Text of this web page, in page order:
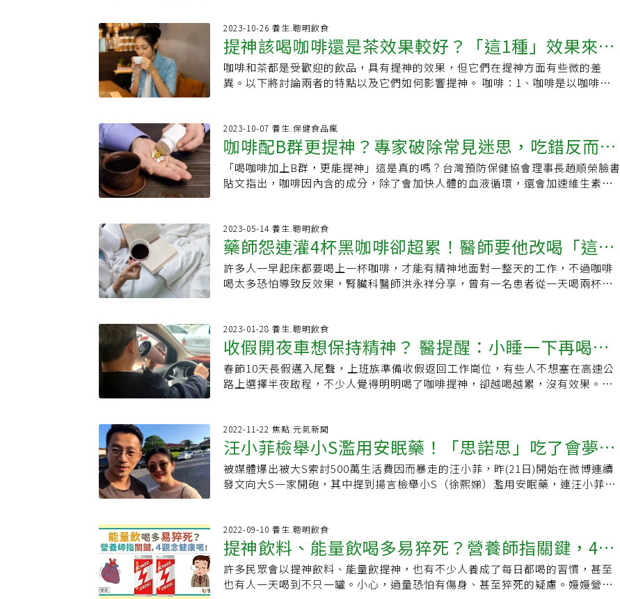
嗎？雖然咖啡與茶也算液體攝取的一部分，但咖啡因可能可能會導致頻尿和體液
流失。若只靠咖啡補水，容易忽略真正的水分需求。因此白開水仍是必要喝的。
其實早上喝水並非真的有巨大的神奇效果，真正的好處應在於幫助你提早開始分
配全天飲水量，從清晨的第一杯溫水開始，之後每個時間點也陸續補水，讓一整
天都維持良好的水分平衡。【資料來源】．《verywellhealth》 ．
免過多添加糖與高熱量配料。Manaker 說：「每種飲品都有優點，重點是選擇最
符合你需求與生活方式的那一款。」 【延伸閱讀】 ·喝咖啡有人失眠、有人卻照
睡？醫揭原因 一半的人都不適合多喝 ·每天早上1杯黑咖啡卻愈喝愈胖？醫揪
「真正元凶」 超多人中招
力」，咖啡因含量並不低。一般巧克力每100公克約含30毫克咖啡因，而高可可
巧克力可高達100毫克以上。若再加上一杯200毫升咖啡（約120毫克咖啡因），
短時間就可能超標。咖啡＋能量飲能量飲的咖啡因含量每100毫升約40～100毫
克，一瓶250毫升可能高達160毫克。若與咖啡同時飲用，容易讓心跳加快、出現
頭暈或焦躁感。根據食品安全委員會資料，成人一次性攝取200毫克以內風險較
「低咖啡因」或「稀釋型」產品。日本國民生活中心調查顯示，這類商品的咖啡
因含量約為一般咖啡的7成，對敏感體質者較友善。同時，也可透過調整飲用時間
來避免集中攝取，例如早上喝咖啡、下午再享用甜點或巧克力，中間間隔至少2～
3小時。聰明喝咖啡，才能喝出健康！咖啡本身含有多種對身體有益的成分，只要
食與充足休息，讓咖啡成為日常生活中提神又健康的一杯。
平緩、更鎮靜的提神效果，綠茶或紅茶等茶飲可能更適合。用健康的方式沖泡茶
或咖啡飲品的製作方法也會影響健康，喝茶或咖啡時，應盡量減少糖、糖漿或是
奶油奶精的添加，避免攝取過高的熱量。建議喝純茶或者黑咖啡，可以加一點牛
奶、少量蜂蜜或檸檬調味。其他飲品適合早上喝嗎？如果想避開咖啡因，那麼果
量飲料，然而這兩種飲品通常會添加大量的糖、人工甜味劑、人工色素和咖啡
因，這些成分被認為與糖尿病、肥胖和癌症等慢性疾病有關，最好還是選擇咖啡
和茶等天然來源的飲料更有益健康。
於粉專「營養初 Nutrue - 營養師杯蓋」發文指出，如果平常一直覺得很累，提不
起精神的話，可以先試著了解自己，是不是有中以下這九點原因其中一項，若
有，再慢慢來調整：．久坐少運動現代人坐式生活，很有可能會出現慢性疲勞綜
合症(chronic fatigue syndrome) ，反而會越來越累，記得要站起來活動一下筋
骨。．餐間吃太多甜食甜食對血糖影響太大，容易造成反應性低血糖，除了會越
控制，都不吃東西，導致熱量攝取不足，造成身體疲勞，建議至少要吃到基礎代
謝率。．過度依賴能量飲或咖啡這些提神飲品雖然有效，但卻都是短時間的效
用，有研究發現，短時間內提高警覺性，但在隔日會產生嗜睡症狀。．蛋白質攝
取不足蛋白質可提高代謝率，有研究發現提高蛋白質攝取，除了運動員外，對於
改善的部分，這牽扯的因素非常廣泛，大家可以參以下方法試著調整。．疾病引
起若生活作息以及飲食都正常，卻還是一直感到疲勞，建議可以到醫院與醫生討
論，找尋原因，也許是疾病所引起。一直想睡覺怎麼辦？梳頭+7穴道提神醒腦亞
洲大學附屬醫院說明，以中醫的觀點，頭部是身體所有陽經交會之處，身體五臟
六腑經絡之陽氣會聚於頭面部，所以每當遇到神情委靡、食不下嚥、脾氣暴躁，
梳子按摩頭皮各區域，有利於整個大腦皮層運動或感覺功能的活化，能幫助民眾
神清氣爽、恢復體力；也可局部按摩百會、四神聰、印堂、睛明、攢竹、太陽、
風池等穴位來提神醒腦，增強記憶力及緩解眼睛痠澀疲勞的狀況。想睡覺可以吃
什麼？除了上述穴道按摩外，可以靠哪些飲食來提振精神呢？臺大醫院新竹分院
血紅素重要的組成物，人體一旦缺氧，就會昏昏欲睡、提不起幹勁，甚至會影響
大腦運作，使得反應更加遲鈍。．黑巧克力：挑可可含量在75%以上的為佳，因
為糖分低，而且含有可以提神並改善心情的咖啡及可可鹼(theobromine)。．薄
荷：薄荷中的薄荷油屬於揮發油，裡面主要的成分有薄荷醇、薄荷腦、薄荷酮
等，散發的香氣會刺激中樞神經，而達到讓人提高警覺、降低疲勞的作用。頭腦
堅果含有豐富的油脂和蛋白質，有助於穩定血糖，和咖啡因提升血糖的作用相
反，所以效用消失後也不會出現疲勞、情緒起伏大的情況。而且堅果富含的礦物
質如鎂、鋅等，是能量代謝的關鍵。想睡覺可以喝什麼？翰醫堂中醫診所過去曾
於粉專分享一款提神茶飲，無論是上班疲倦想睡、開長途車防打瞌睡都相當適合
2023-10-26 養生.聰明飲食
提神該喝咖啡還是茶效果較好？「這1種」效果來得
快去得也快
咖啡和茶都是受歡迎的飲品，具有提神的效果，但它們在提神方面有些微的差
異。以下將討論兩者的特點以及它們如何影響提神。 咖啡：1、咖啡是以咖啡豆
有較強的提神效果，特別對於需要在短時間內提高警覺性的人來說，例如早上起
床或需要長時間保持警覺的情況。 茶：1、茶，特別是綠茶，也含有咖啡因，但
咖啡因濃度通常比咖啡低。茶的提神效果通常較溫和，不會引起強烈的興奮感。
2、除了咖啡因外，茶中還含有茶氨酸，這是一種氨基酸，能夠增強注意力和警覺
性，但不會引起心跳加速或焦慮感。 咖啡提神效果強烈 茶長時間且溫和 因此，
含有抗氧化劑，有助於維護身體健康。 選擇咖啡或茶取決於個人需求和偏好。如
果你需要迅速提高警覺性，咖啡可能是更好的選擇。然而，如果你希望長時間保
持警覺，或者你對咖啡因敏感，茶可能是更合適的選擇。 無論如何，要謹記攝取
適量，以避免不適症狀，並確保在晚上不要飲用含有咖啡因的飲品，以免影響晚
&amp;nbsp;責任編輯：葉姿岑
2023-10-07 養生.保健食品瘋
咖啡配B群更提神？專家破除常見迷思，吃錯反而讓
你更累
「喝咖啡加上B群，更能提神」這是真的嗎？台灣預防保健協會理事長趙順榮臉書
貼文指出，咖啡因內含的成分，除了會加快人體的血液循環，還會加速維生素B群
照的趙順榮表示，維生素B群在人體中扮演著協助酵素代謝營養素的「輔酶」角
色，屬於身體重要的代謝工具，如果B群攝取不足，就容易覺得虛弱無力。至於咖
啡因，這是1種黃嘌呤生物鹼化合物，常存在於咖啡樹、茶樹、巴拉圭冬青，及瓜
拿納的果實及葉片裡，屬於中樞神經興奮劑，可以暫時地驅走睡意，恢復精神。
一般來說，咖啡因在攝取後45分鐘內會被胃腸吸收，健康成人的咖啡因半衰期大
了加快人體的血液循環，也會加速維生素B群的消耗速度，可能讓人覺得更累。因
此，不建議同時攝取B群、咖啡，2者至少間隔30分鐘到1小時。何時吃B群、喝咖
啡才對？ 藥師揭7大必知重點至於咖啡、B群的最佳攝取時間及禁忌為何？台北市
藥師公會前理事長張文靜將分述重點：▸咖啡1.切記不要空腹飲用，許多人習慣起
用咖啡、可樂、茶飲等含有咖啡因的飲料。3.嗜喝咖啡者應多攝取牛奶、小魚
乾、乳酪、綠色蔬菜或鈣片。▸B群1.單純B群屬於水溶性維他命，不會傷胃，餐
前飯後均可服用。2.B群如有添加鋅等礦物質，則建議飯後服用，以免腸胃不適。
3.不易入睡者應在下午4點之前服用B群，以免影響夜間睡眠。4.依照不同需求，
選擇不同B群產品，如B1具有提振精神的功效，而B2則有改善嘴破、口腔黏膜破
者，應多多攝取這些食物。延伸閱讀：．喝咖啡會導致心悸嗎？專家曝真相！教
你「3招喝咖啡」更長壽．吃保健品不能喝咖啡？ 對「常見4種保健品」影響超意
外．喝咖啡其實不會提神？深焙咖啡因含量較多？破解8個咖啡迷思★本文經
《NOW健康》授權刊登，原文刊載於此★關心健康生活大小事，點此進入
2023-05-14 養生.聰明飲食
藥師怨連灌4杯黑咖啡卻超累！醫師要他改喝「這
個」更提神
許多人一早起床都要喝上一杯咖啡，才能有精神地面對一整天的工作，不過咖啡
喝太多恐怕導致反效果，腎臟科醫師洪永祥分享，曾有一名患者從一天喝兩杯黑
一天喝4杯黑咖啡 仍腦袋混沌腎臟科醫師洪永祥在《醫師好辣》節目中分享，曾
有一名身為藥師的男性患者原本一天喝兩杯黑咖啡就能整天保持好精神，後來卻
得喝到四杯黑咖啡，但仍腦袋混沌，甚至差點將降血糖藥物開給無糖尿病的患
者，此外，該患者小便泡泡也變多，讓他擔心是腎臟有異而掛號。洪永祥表示，
該名患者檢查後都沒有異狀，只有小便很濃縮，他推測是缺水導致，他指出，很
稠，英國研究也指出，年輕人大腦皮質會因為缺水萎縮，神似阿茲海默的病症，
不過只要補充水分，大腦皮質就會再度膨脹、恢復元氣。下午喝白開水比黑咖啡
更提神洪永祥建議該患者「下午疲勞別喝咖啡，改喝兩杯白開水，先後各喝250毫
升」，一個月後該患者回診告訴他「超有效，白開水比黑咖啡更提神」，洪也建
患者早逝風險？哈佛大學研究這麼說．喝咖啡其實不會提神？深焙咖啡因含量較
多？破解8個咖啡迷思責任編輯：陳學梅
2023-01-28 養生.聰明飲食
收假開夜車想保持精神？ 醫提醒：小睡一下再喝咖
啡，效果最佳！
春節10天長假邁入尾聲，上班族準備收假返回工作崗位，有些人不想塞在高速公
路上選擇半夜啟程，不少人覺得明明喝了咖啡提神，卻越喝越累，沒有效果。台
夜開車避開尖峰時間或高承載管制是不錯的選擇，但很多人靠喝咖啡提神趕夜車
卻很少成功，幾乎得停在休息站小憩片刻再上路，讓駕駛人困惑，為什麼平時工
作只要喝咖啡都能維持精神，趕夜車卻無法發揮功效？陳一心指出，喝咖啡能提
神的機轉，跟「腺苷」的身體產物有關。「腺苷」具備調節大腦睡眠周期功用，
當腦中「腺苷」多到一定程度會跟神經元受體結合，造成活動減緩讓人昏昏欲
想睡，再喝咖啡已經來不及，累積一天疲勞後才攝入咖啡因，腺苷早已捷足先
登，把咖啡因阻擋在外，於是產生越喝越累的反效果，「不如小睡一下，讓腺苷
減少後再補充咖啡，才是最佳時機」。他也提醒，據醫學文獻的研究指出，民眾
攝取咖啡3到6小時後，仍有一半咖啡因在體內；懷孕婦女代謝速度慢，甚至可長
2022-11-22 焦點.元氣新聞
汪小菲檢舉小S濫用安眠藥！「思諾思」吃了會夢
遊，醫師建議失眠者一種天然無副作用的安眠藥
被媒體爆出被大S索討500萬生活費因而暴走的汪小菲，昨(21日)開始在微博連續
發文向大S一家開砲，其中提到揚言檢舉小S（徐熙娣）濫用安眠藥，連汪小菲媽
在台灣屬第四級管制藥品。》看詳細新聞汪小菲在被前妻索討生活費的新聞爆出
後相當憤怒，21日在微博連續不斷發文開砲，砲轟對象幾乎遍及大S一家，連大
小S多個前任男友都不被過，而最多的莫過是小S了。「汪小菲接連留言「我就想
問問思諾思哪兒來的，她老公買的上海房子哪兒來的？…」、「思諾思是什麼東
西，就是喝酒哭加直播，要不然就是起不來，根本動不了…」思諾思在台灣稱作
2022-09-10 養生.聰明飲食
提神飲料、能量飲喝多易猝死？營養師指關鍵，4觀
念健康喝！
許多民眾會以提神飲料、能量飲提神，也有不少人養成了每日都喝的習慣，甚至
也有人一天喝到不只一罐。小心，過量恐怕有傷身、甚至猝死的疑慮。嫚嫚營養